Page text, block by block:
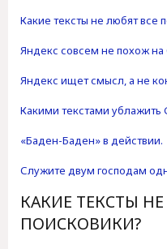
Какие тексты не любят все
Яндекс совсем не похож на
Яндекс ищет смысл, а не
Какими текстами ублажить
«Баден-Баден» в действии.
Служите двум господам
КАКИЕ ТЕКСТЫ
ПОИСКОВИКИ?